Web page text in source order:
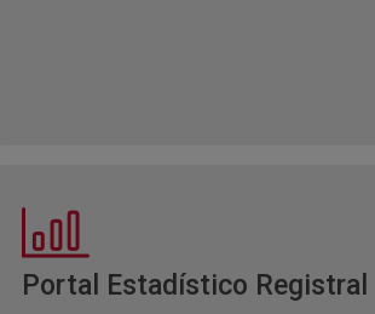
Portal Estadístico Registral